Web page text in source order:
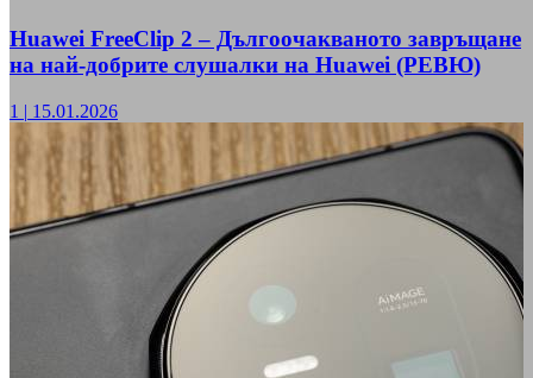
Huawei FreeClip 2 – Дългоочакваното завръщане
на най-добрите слушалки на Huawei (РЕВЮ)
1 | 15.01.2026